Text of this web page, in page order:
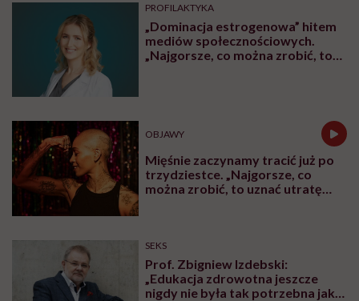
PROFILAKTYKA
„Dominacja estrogenowa” hitem
mediów społecznościowych.
„Najgorsze, co można zrobić, to
OBJAWY
Mięśnie zaczynamy tracić już po
trzydziestce. „Najgorsze, co
można zrobić, to uznać utratę
SEKS
Prof. Zbigniew Izdebski:
„Edukacja zdrowotna jeszcze
nigdy nie była tak potrzebna jak